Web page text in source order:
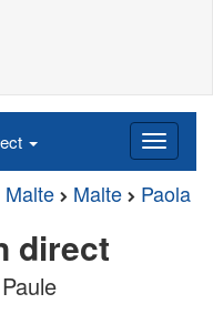
Malte Malte Paola
direct